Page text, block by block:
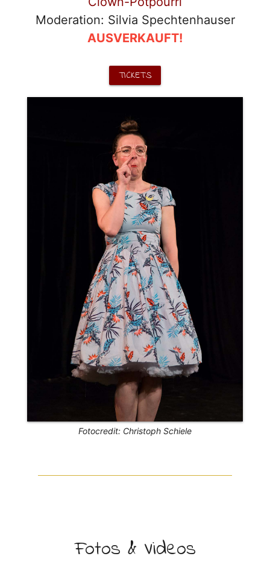
Moderation: Silvia Spechtenhauser
AUSVERKAUFT!
TICKETS
Fotocredit: Christoph Schiele
Fotos & Videos